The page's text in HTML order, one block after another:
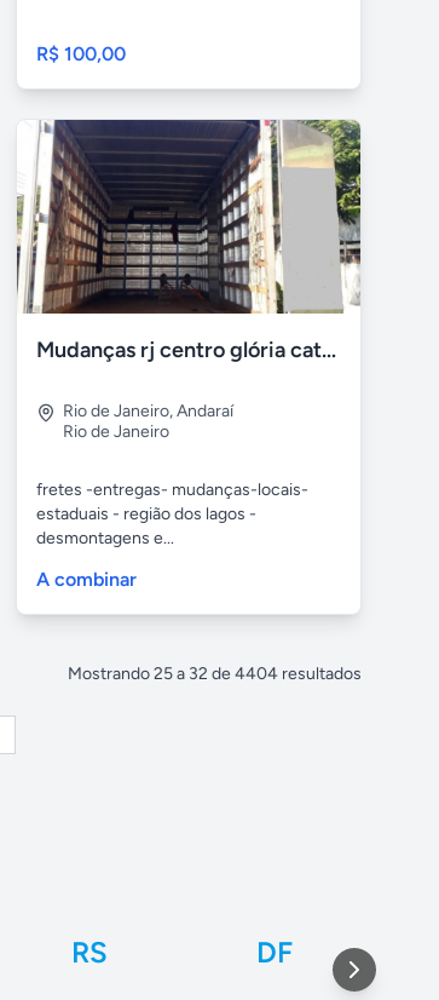
R$ 100,00
Mudanças rj centro glória catete l. do machado laranjeiras
Rio de Janeiro,Andaraí
Rio de Janeiro
fretes -entregas- mudanças-locais-
estaduais - região dos lagos -
desmontagens e...
A combinar
Mostrando25a 32 de 4404 resultados
RS DF